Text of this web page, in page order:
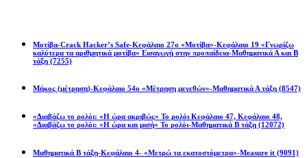
Μοτίβα-Crack Hacker’s Safe-Κεφάλαιο 27ο «Μοτίβα»-Κεφάλαιο 19 «Γνωρίζω
καλύτερα τα αριθμητικά μοτίβα» Εισαγωγή στην προπαίδεια-Μαθηματικά Α και Β
τάξη (7255)
Μήκος (μέτρηση)-Κεφάλαιο 54ο «Μέτρηση μεγεθών»-Μαθηματικά Α τάξη (8547)
«Διαβάζω το ρολόι: «Η ώρα ακριβώς» Το ρολόι Κεφάλαιο 47, Κεφάλαιο 48,
«Διαβάζω το ρολόι: «Η ώρα και μισή» Το ρολόι-Μαθηματικά Β τάξη (12072)
Μαθηματικά Β τάξη-Κεφάλαιο 4- «Μετρώ τα εκατοστόμετρα»-Measure it (9091)